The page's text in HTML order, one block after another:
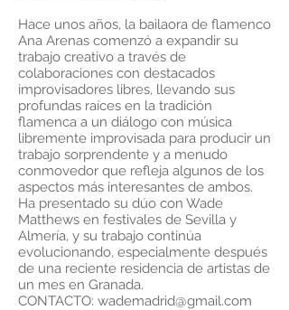
Hace unos años, la bailaora de flamenco
Ana Arenas comenzó a expandir su
trabajo creativo a través de
colaboraciones con destacados
improvisadores libres, llevando sus
profundas raíces en la tradición
flamenca a un diálogo con música
libremente improvisada para producir un
trabajo sorprendente y a menudo
conmovedor que refleja algunos de los
aspectos más interesantes de ambos.
Ha presentado su dúo con Wade
Matthews en festivales de Sevilla y
Almería, y su trabajo continúa
evolucionando, especialmente después
de una reciente residencia de artistas de
un mes en Granada.
CONTACTO: wademadrid@gmail.com